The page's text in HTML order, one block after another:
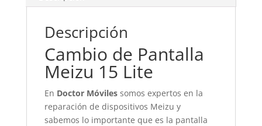
Descripción
Cambio de Pantalla
Meizu 15 Lite
En Doctor Móvilessomos expertos en la
reparación de dispositivos Meizu y
sabemos lo importante que es la pantalla